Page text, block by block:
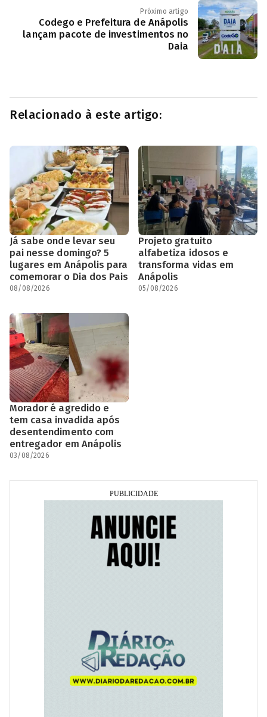
Próximo artigo
Codego e Prefeitura de Anápolis
lançam pacote de investimentos no
Daia
Relacionado à este artigo:
Já sabe onde levar seu
pai nesse domingo? 5
lugares em Anápolis para
comemorar o Dia dos Pais
08/08/2026
Projeto gratuito
alfabetiza idosos e
transforma vidas em
Anápolis
05/08/2026
Morador é agredido e
tem casa invadida após
desentendimento com
entregador em Anápolis
03/08/2026